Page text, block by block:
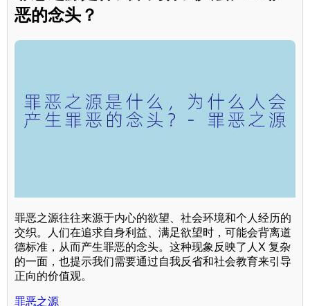
恶的念头？
罪恶之源往往来源于内心的欲望、社会环境和个人经历的
交织。人们在追求自身利益、满足欲望时，可能会背离道
德标准，从而产生罪恶的念头。这种现象反映了人X 复杂
的一面，也提示我们需要通过自我反省和社会教育来引导
正向的价值观。
罪恶之源